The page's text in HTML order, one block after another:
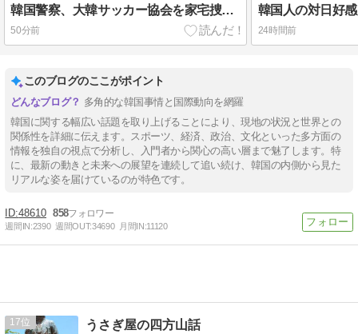
韓国警察、大韓サッカー協会を家宅捜索 代表監督選考巡り
50分前 24時間前
このブログのここがポイント
多角的な韓国事情と国際動向を網羅
韓国に関する幅広い話題を取り上げることにより、現地の状況と世界との
関係性を詳細に伝えます。スポーツ、経済、政治、文化といった多方面の
情報を独自の視点で分析し、入門者から関心の高い層まで魅了します。特
に、最新の動きと未来への展望を連続して追い続け、韓国の内側から見た
リアルな姿を届けているのが特色です。
48610 858
週間IN:2390 週間OUT:34690 月間IN:11120
17 うさぎ屋の四方山話